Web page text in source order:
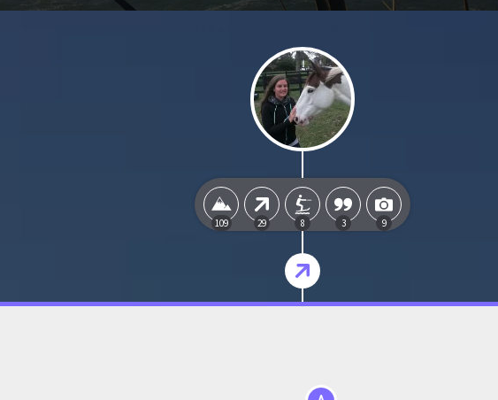
109 29 8 3 9